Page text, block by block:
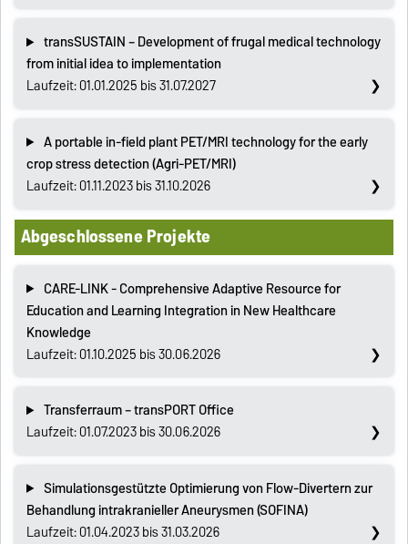
transSUSTAIN – Development of frugal medical technology
from initial idea to implementation
Laufzeit: 01.01.2025 bis 31.07.2027
A portable in-field plant PET/MRI technology for the early
crop stress detection (Agri-PET/MRI)
Laufzeit: 01.11.2023 bis 31.10.2026
Abgeschlossene Projekte
CARE-LINK - Comprehensive Adaptive Resource for
Education and Learning Integration in New Healthcare
Knowledge
Laufzeit: 01.10.2025 bis 30.06.2026
Transferraum – transPORT Office
Laufzeit: 01.07.2023 bis 30.06.2026
Simulationsgestützte Optimierung von Flow-Divertern zur
Behandlung intrakranieller Aneurysmen (SOFINA)
Laufzeit: 01.04.2023 bis 31.03.2026